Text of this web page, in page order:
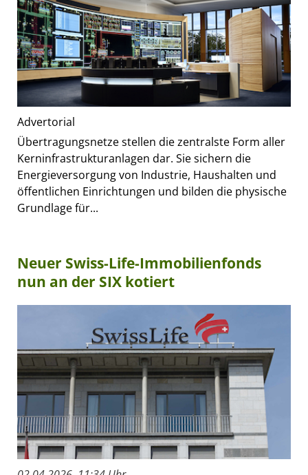
Advertorial
Übertragungsnetze stellen die zentralste Form aller
Kerninfrastrukturanlagen dar. Sie sichern die
Energieversorgung von Industrie, Haushalten und
öffentlichen Einrichtungen und bilden die physische
Grundlage für...
Neuer Swiss-Life-Immobilienfonds
nun an der SIX kotiert